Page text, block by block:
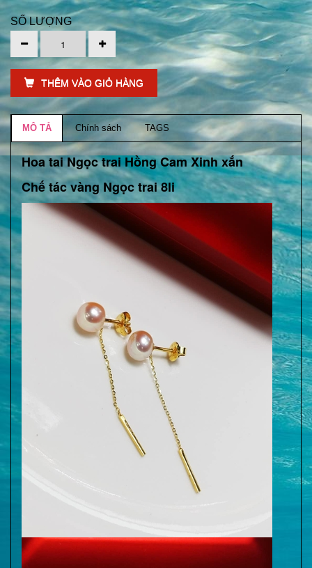
SỐ LƯỢNG
THÊM VÀO GIỎ HÀNG
MÔ TẢ Chính sách TAGS
Hoa tai Ngọc trai Hồng Cam Xinh xắn
Chế tác vàng Ngọc trai 8li